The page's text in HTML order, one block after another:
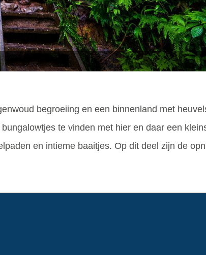
begroeiing en een binnenland met
te vinden met hier en daar een
en intieme baaitjes. Op dit deel zijn de